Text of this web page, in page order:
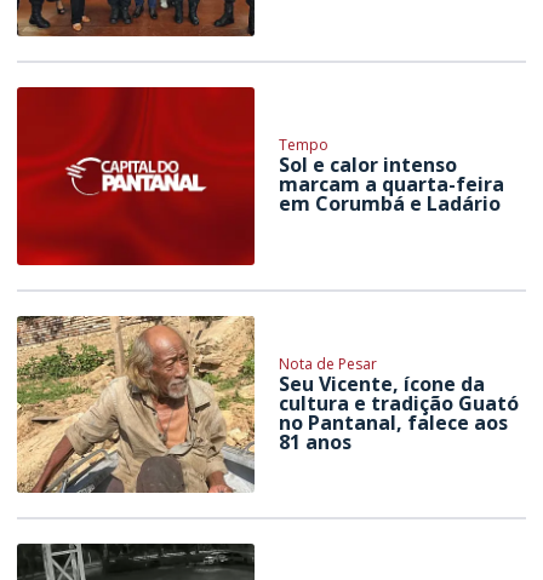
Tempo
Sol e calor intenso
marcam a quarta-feira
em Corumbá e Ladário
Nota de Pesar
Seu Vicente, ícone da
cultura e tradição Guató
no Pantanal, falece aos
81 anos